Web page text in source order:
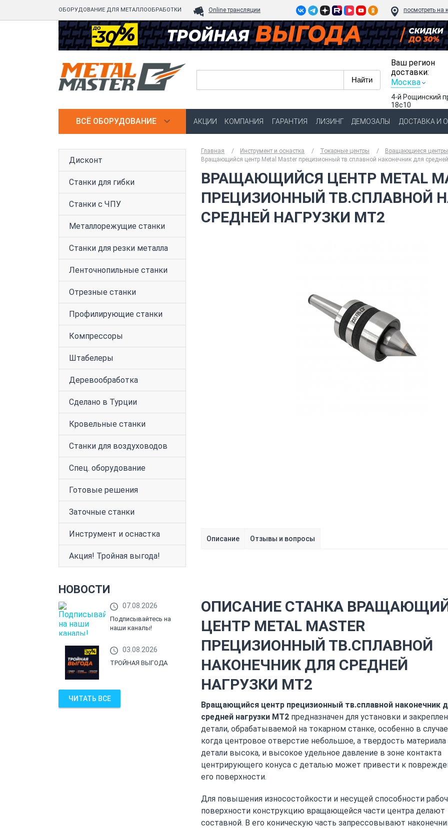
ОБОРУДОВАНИЕ ДЛЯ МЕТАЛЛООБРАБОТКИ Online трансляции посмотреть на
Ваш регион
доставки:
Москва
4-й Рощинский
18с10
ВСЁ ОБОРУДОВАНИЕ АКЦИИ КОМПАНИЯ ГАРАНТИЯ ЛИЗИНГ ДЕМОЗАЛЫ ДОСТАВКА И
Дисконт
Станки для гибки
Станки с ЧПУ
Металлорежущие станки
Станки для резки металла
Ленточнопильные станки
Отрезные станки
Профилирующие станки
Компрессоры
Штабелеры
Деревообработка
Сделано в Турции
Кровельные станки
Станки для воздуховодов
Спец. оборудование
Готовые решения
Заточные станки
Инструмент и оснастка
Акция! Тройная выгода!
НОВОСТИ
07.08.2026
Подписывайтесь на
наши каналы!
03.08.2026
ТРОЙНАЯ ВЫГОДА
ЧИТАТЬ ВСЕ
Главная Инструмент и оснастка Токарные центры
Вращающиеся центры
Вращающийся центр Metal Master прецизионный тв.сплавной наконечник для
ВРАЩАЮЩИЙСЯ ЦЕНТР METAL
ПРЕЦИЗИОННЫЙ ТВ.СПЛАВНОЙ
СРЕДНЕЙ НАГРУЗКИ MT2
Описание Отзывы и вопросы
ОПИСАНИЕ СТАНКА
ЦЕНТР METAL MASTER
ПРЕЦИЗИОННЫЙ ТВ.СПЛАВНОЙ
НАКОНЕЧНИК ДЛЯ СРЕДНЕЙ
НАГРУЗКИ MT2
Вращающийся центр прецизионный тв.сплавной наконечник
средней нагрузки MT2 предназначен для установки и
детали, обрабатываемой на токарном станке, особенно в
когда центровое отверстие небольшое, а твердость материала
детали высока, и высокое удельное давление в зоне контакта
центрирующего конуса с деталью может привести к
его поверхности.
Для повышения износостойкости и несущей способности
поверхности конструкцию вращающейся части центра делают
составной. В его коническую часть запрессовывают